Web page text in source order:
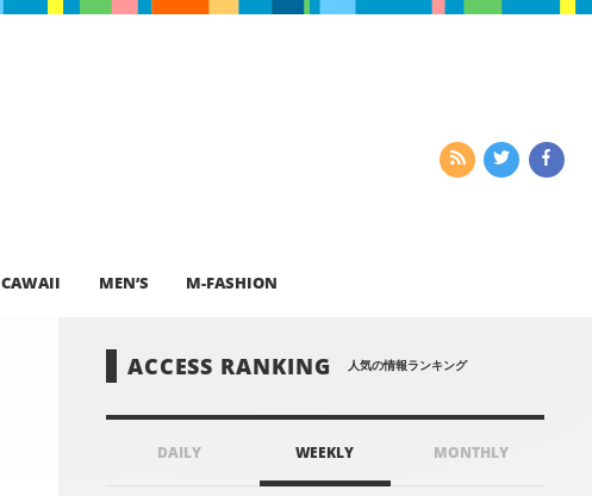
CAWAII MEN’S M-FASHION
ACCESS RANKING 人気の情報ランキング
DAILY WEEKLY MONTHLY